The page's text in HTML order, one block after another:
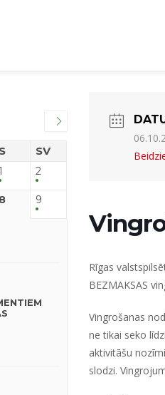
S SV
2
8 9
Rīgas
BEZMAKSAS
Vingrošanas
ne tikai seko
aktivitāšu
slodzi.